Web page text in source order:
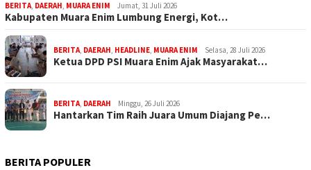
BERITA, DAERAH, MUARA ENIM Jumat, 31 Juli 2026
Kabupaten Muara Enim Lumbung Energi, Kot…
BERITA, DAERAH, HEADLINE, MUARA ENIM Selasa, 28 Juli 2026
Ketua DPD PSI Muara Enim Ajak Masyarakat…
BERITA, DAERAH Minggu, 26 Juli 2026
Hantarkan Tim Raih Juara Umum Diajang Pe…
BERITA POPULER